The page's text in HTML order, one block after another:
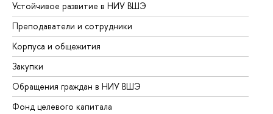
Устойчивое развитие в НИУ ВШЭ
Преподаватели и сотрудники
Корпуса и общежития
Закупки
Обращения граждан в НИУ ВШЭ
Фонд целевого капитала